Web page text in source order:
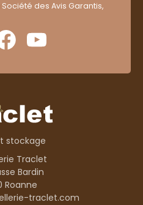
des Avis Garantis,
stockage
Traclet
Bardin
Roanne
traclet.com